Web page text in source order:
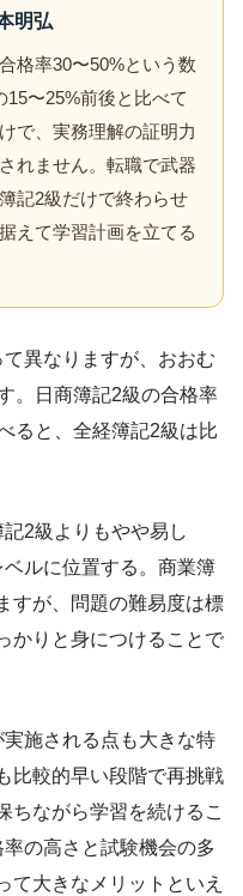
明弘
格率30〜50%という数
〜25%前後と比べて
で、実務理解の証明力
れません。転職で武器
記2級だけで終わらせ
えて学習計画を立てる
異なりますが、おおむ
。日商簿記2級の合格率
ると、全経簿記2級は比
2級よりもやや易し
ルに位置する。商業簿
すが、問題の難易度は標
かりと身につけることで
施される点も大きな特
比較的早い段階で再挑戦
ちながら学習を続けるこ
の高さと試験機会の多
て大きなメリットといえ